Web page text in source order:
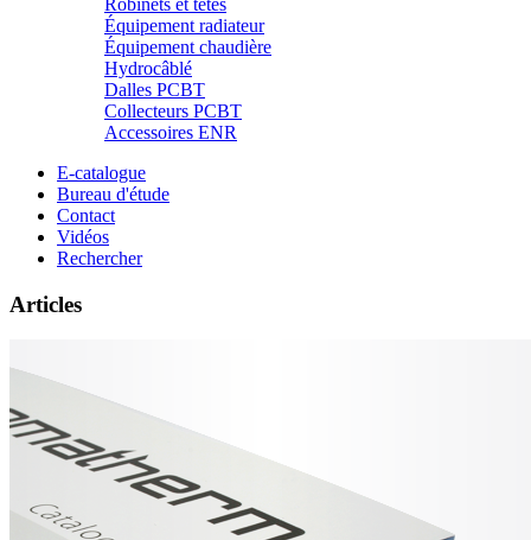
Robinets et têtes
Équipement radiateur
Équipement chaudière
Hydrocâblé
Dalles PCBT
Collecteurs PCBT
Accessoires ENR
E-catalogue
Bureau d'étude
Contact
Vidéos
Rechercher
Articles